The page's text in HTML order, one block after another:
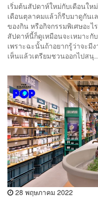
เริ่มต้นสัปดาห์ใหม่กับเดือนให
เดือนตุลาคมแล้วก็รีบมาดูกันเ
ของกิน หรือกิจกรรมพิเศษอะ
สัปดาห์นี้ก็ดูเหมือนจะเหมาะ
เพราะฉะนั้นถ้าอยากรู้ว่าจะมี
เห็นแล้วเตรียมชวนออกไปสนุ
28 พฤษภาคม 2022